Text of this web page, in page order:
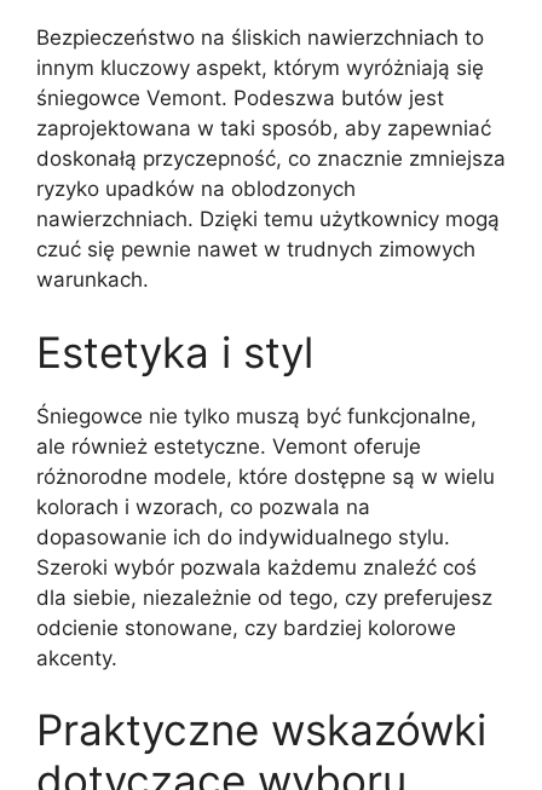
Bezpieczeństwo na śliskich nawierzchniach to
innym kluczowy aspekt, którym wyróżniają się
śniegowce Vemont. Podeszwa butów jest
zaprojektowana w taki sposób, aby zapewniać
doskonałą przyczepność, co znacznie zmniejsza
ryzyko upadków na oblodzonych
nawierzchniach. Dzięki temu użytkownicy mogą
czuć się pewnie nawet w trudnych zimowych
warunkach.
Estetyka i styl
Śniegowce nie tylko muszą być funkcjonalne,
ale również estetyczne. Vemont oferuje
różnorodne modele, które dostępne są w wielu
kolorach i wzorach, co pozwala na
dopasowanie ich do indywidualnego stylu.
Szeroki wybór pozwala każdemu znaleźć coś
dla siebie, niezależnie od tego, czy preferujesz
odcienie stonowane, czy bardziej kolorowe
akcenty.
Praktyczne wskazówki